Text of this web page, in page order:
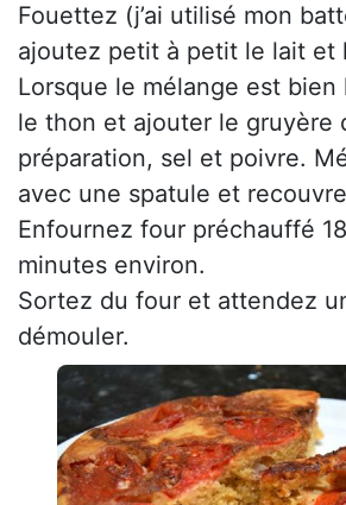
Fouettez (j’ai utilisé mon
ajoutez petit à petit le lait et
Lorsque le mélange est
le thon et ajouter le gruyère
préparation, sel et poivre.
avec une spatule et
Enfournez four préchauffé
minutes environ.
Sortez du four et attendez
démouler.